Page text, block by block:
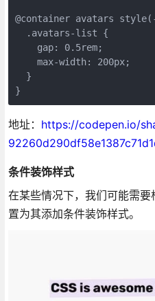
@container avatars
  .avatars-list {
    gap: 0.5rem;
    max-width: 200px;
  }
}
地址： https://codepen.io/
条件装饰样式
在某些情况下，我们可能需
置为其添加条件装饰样式。